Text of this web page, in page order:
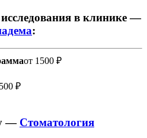
исследования в клинике —
:
от 1500 ₽
500 ₽
— Стоматология